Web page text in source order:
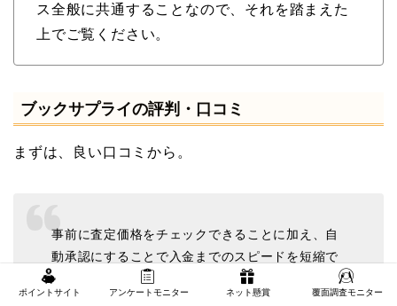
ス全般に共通することなので、それを踏まえた
上でご覧ください。
ブックサプライの評判・口コミ
まずは、良い口コミから。
事前に査定価格をチェックできることに加え、自
動承認にすることで入金までのスピードを短縮で
きます。マンガやビジネス書が手元にあったた
め、それらを売却することにした結果、査定価格
ポイントサイト アンケートモニター ネット懸賞 覆面調査モニター